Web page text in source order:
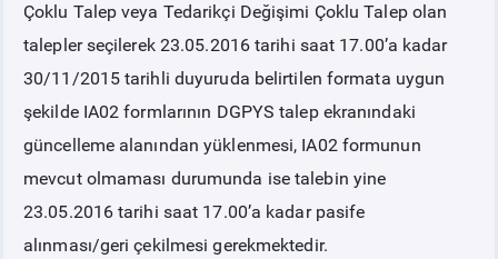
BÜLTENLER
DUYURULAR
BT HİZMET YÖNETİM SİSTEMİ POLİTİKAMIZ
Çoklu Talep veya Tedarikçi Değişimi Çoklu Talep olan
talepler seçilerek 23.05.2016 tarihi saat 17.00’a kadar
30/11/2015 tarihli duyuruda belirtilen formata uygun
şekilde IA02 formlarının DGPYS talep ekranındaki
güncelleme alanından yüklenmesi, IA02 formunun
mevcut olmaması durumunda ise talebin yine
23.05.2016 tarihi saat 17.00’a kadar pasife
alınması/geri çekilmesi gerekmektedir.